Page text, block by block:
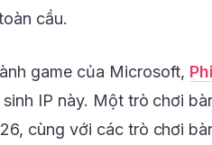
cầu.
game của Microsoft,
IP này. Một trò chơi
cùng với các trò chơi